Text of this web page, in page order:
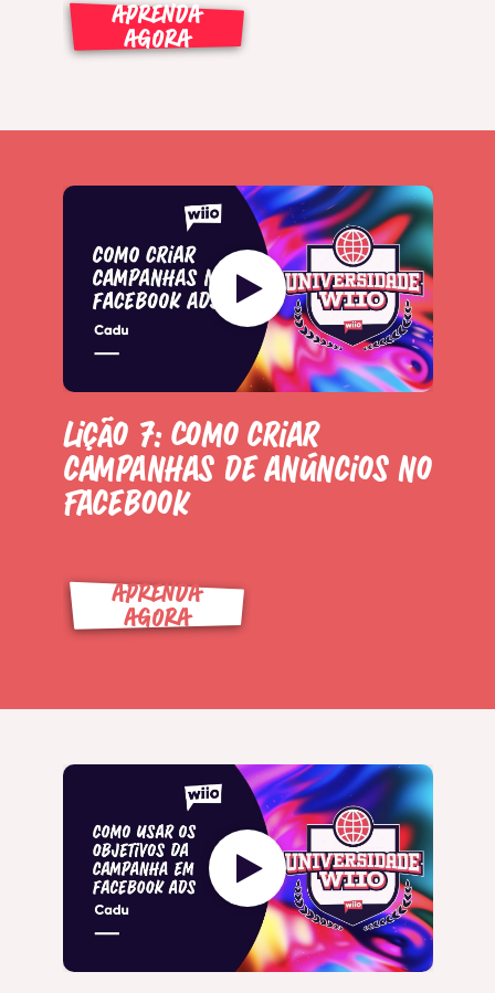
APRENDA
AGORA
Lição 7: Como criar
campanhas de anúncios no
Facebook
APRENDA
AGORA